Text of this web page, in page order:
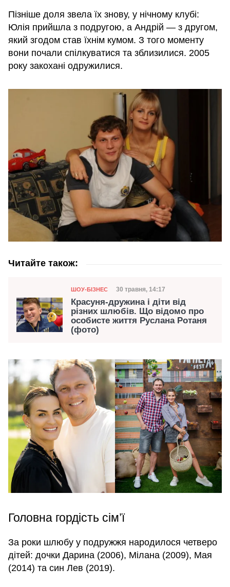
Пізніше доля звела їх знову, у нічному клубі:
Юлія прийшла з подругою, а Андрій — з другом,
який згодом став їхнім кумом. З того моменту
вони почали спілкуватися та зблизилися. 2005
року закохані одружилися.
Читайте також:
Категорія
ШОУ-БІЗНЕС Дата публікації
30 травня, 14:17
Красуня-дружина і діти від
різних шлюбів. Що відомо про
особисте життя Руслана Ротаня
(фото)
Головна гордість сім’ї
За роки шлюбу у подружжя народилося четверо
дітей: дочки Дарина (2006), Мілана (2009), Мая
(2014) та син Лев (2019).